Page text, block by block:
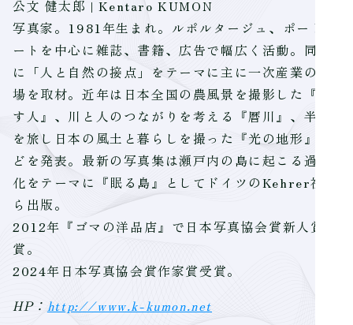
公文 健太郎 | Kentaro KUMON
写真家。1981年生まれ。ルポルタージュ、ポートレ
ートを中心に雑誌、書籍、広告で幅広く活動。同時
に「人と自然の接点」をテーマに主に一次産業の現
場を取材。近年は日本全国の農風景を撮影した『耕
す人』、川と人のつながりを考える『暦川』、半島
を旅し日本の風土と暮らしを撮った『光の地形』な
どを発表。最新の写真集は瀬戸内の島に起こる過疎
化をテーマに『眠る島』としてドイツのKehrer社か
ら出版。
2012年『ゴマの洋品店』で日本写真協会賞新人賞受
賞。
2024年日本写真協会賞作家賞受賞。
HP： http://www.k-kumon.net